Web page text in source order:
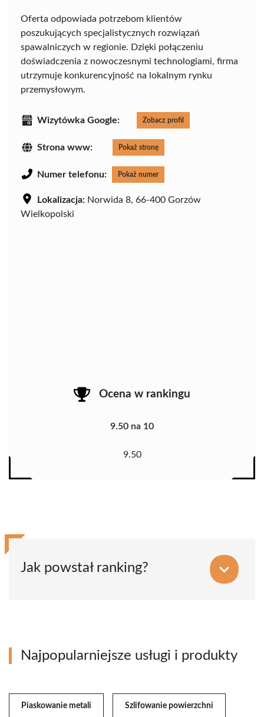
Oferta odpowiada potrzebom klientów
poszukujących specjalistycznych rozwiązań
spawalniczych w regionie. Dzięki połączeniu
doświadczenia z nowoczesnymi technologiami, firma
utrzymuje konkurencyjność na lokalnym rynku
przemysłowym.
Wizytówka Google: Zobacz profil
Strona www: Pokaż stronę
Numer telefonu: Pokaż numer
Lokalizacja: Norwida 8, 66-400 Gorzów
Wielkopolski
Ocena w rankingu
9.50 na 10
9.50
Jak powstał ranking?
Najpopularniejsze usługi i produkty
Piaskowanie metali Szlifowanie powierzchni